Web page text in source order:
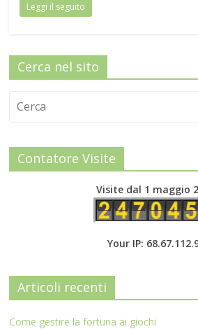
Leggi il seguito
Cerca nel sito
Contatore Visite
Visite dal 1 maggio
Your IP:
Articoli recenti
Come gestire la fortuna ai giochi